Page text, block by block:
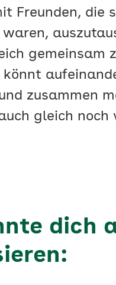
Freunden, die
gemeinsam
könnt
zusammen
gleich noch
dich